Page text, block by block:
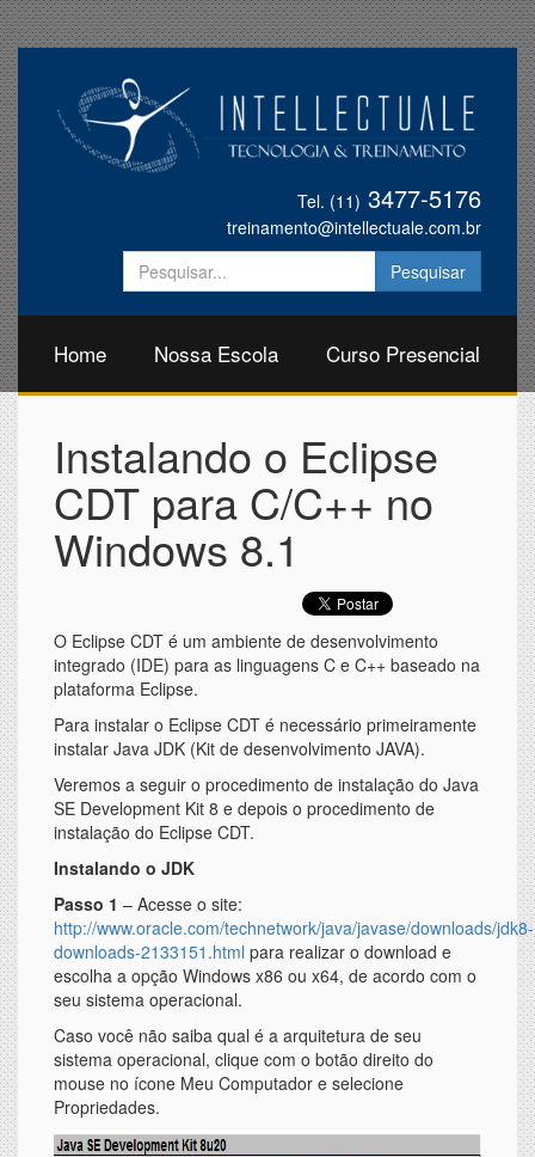
Tel. (11) 3477-5176
treinamento@intellectuale.com.br
Home Nossa Escola Curso Presencial
Instalando o Eclipse
CDT para C/C++ no
Windows 8.1
O Eclipse CDT é um ambiente de desenvolvimento
integrado (IDE) para as linguagens C e C++ baseado na
plataforma Eclipse.
Para instalar o Eclipse CDT é necessário primeiramente
instalar Java JDK (Kit de desenvolvimento JAVA).
Veremos a seguir o procedimento de instalação do Java
SE Development Kit 8 e depois o procedimento de
instalação do Eclipse CDT.
Instalando o JDK
Passo 1 – Acesse o site:
http://www.oracle.com/technetwork/java/javase/downloads/jdk8-
downloads-2133151.html para realizar o download e
escolha a opção Windows x86 ou x64, de acordo com o
seu sistema operacional.
Caso você não saiba qual é a arquitetura de seu
sistema operacional, clique com o botão direito do
mouse no ícone Meu Computador e selecione
Propriedades.